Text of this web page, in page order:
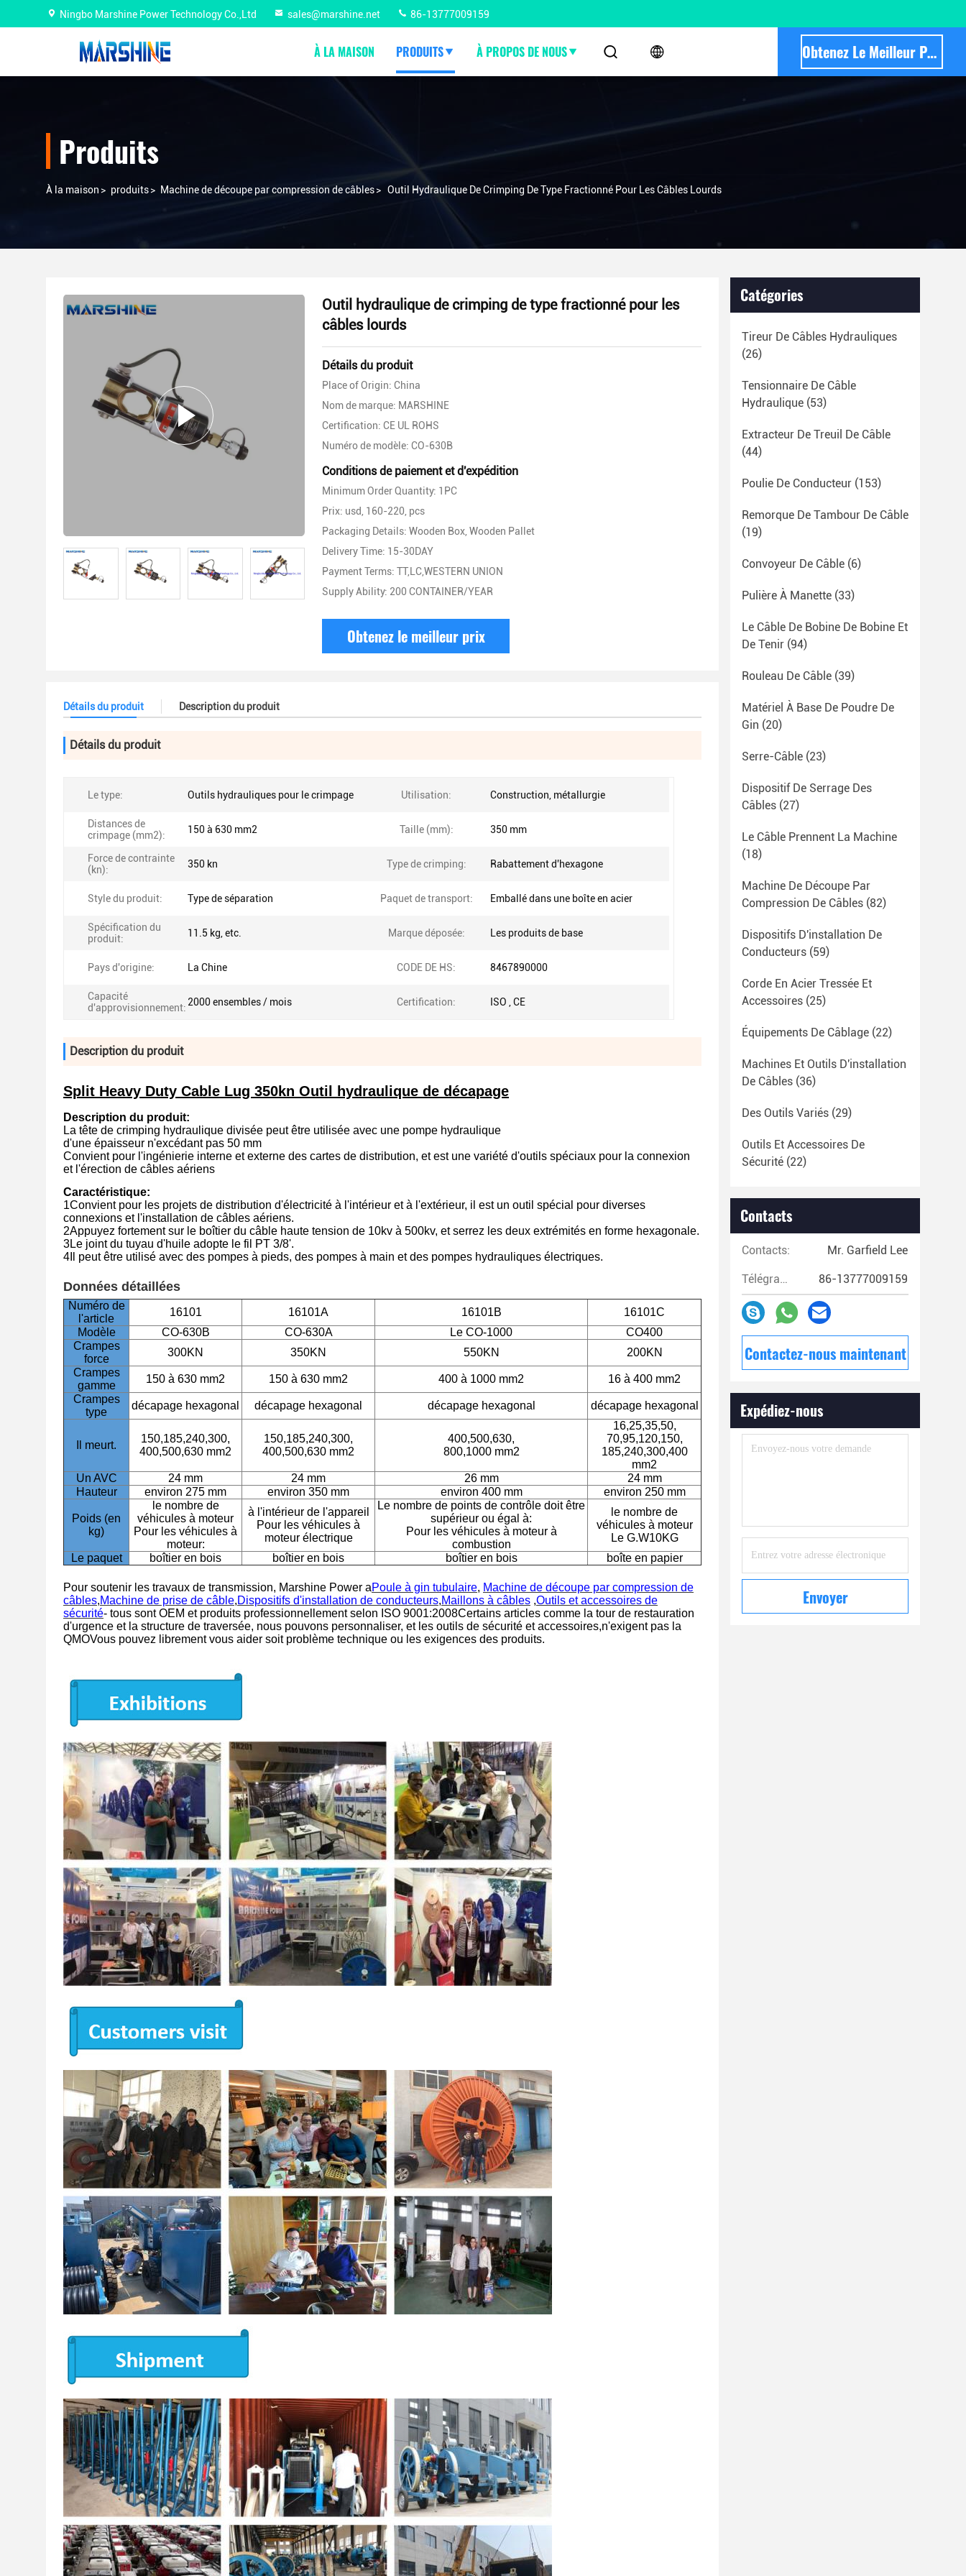
Ningbo Marshine Power Technology Co.,Ltd sales@marshine.net 86-13777009159
À LA MAISON PRODUITS À PROPOS DE NOUS Obtenez Le Meilleur Prix
Produits
À la maison > produits> Machine de découpe par compression de câbles> Outil Hydraulique De Crimping De Type Fractionné Pour Les Câbles Lourds
Outil hydraulique de crimping de type fractionné pour les
câbles lourds
Détails du produit
Place of Origin: China
Nom de marque: MARSHINE
Certification: CE UL ROHS
Numéro de modèle: CO-630B
Conditions de paiement et d'expédition
Minimum Order Quantity: 1PC
Prix: usd, 160-220, pcs
Packaging Details: Wooden Box, Wooden Pallet
Delivery Time: 15-30DAY
Payment Terms: TT,LC,WESTERN UNION
Supply Ability: 200 CONTAINER/YEAR
Obtenez le meilleur prix
Détails du produit Description du produit
Détails du produit
Le type: Outils hydrauliques pour le crimpage Utilisation: Construction, métallurgie
Distances de
crimpage (mm2):
150 à 630 mm2 Taille (mm): 350 mm
Force de contrainte
(kn):
350 kn Type de crimping: Rabattement d'hexagone
Style du produit: Type de séparation Paquet de transport: Emballé dans une boîte en acier
Spécification du
produit:
11.5 kg, etc. Marque déposée: Les produits de base
Pays d'origine: La Chine CODE DE HS: 8467890000
Capacité
d'approvisionnement: 2000 ensembles / mois Certification: ISO , CE
Description du produit
Split Heavy Duty Cable Lug 350kn Outil hydraulique de décapage
Description du produit:
La tête de crimping hydraulique divisée peut être utilisée avec une pompe hydraulique
d'une épaisseur n'excédant pas 50 mm
Convient pour l'ingénierie interne et externe des cartes de distribution, et est une variété d'outils spéciaux pour la connexion
et l'érection de câbles aériens
Caractéristique:
1Convient pour les projets de distribution d'électricité à l'intérieur et à l'extérieur, il est un outil spécial pour diverses
connexions et l'installation de câbles aériens.
2Appuyez fortement sur le boîtier du câble haute tension de 10kv à 500kv, et serrez les deux extrémités en forme hexagonale.
3Le joint du tuyau d'huile adopte le fil PT 3/8'.
4Il peut être utilisé avec des pompes à pieds, des pompes à main et des pompes hydrauliques électriques.
Données détaillées
Numéro de
l'article
16101 16101A 16101B
16101C
Modèle
CO-630B CO-630A Le CO-1000
CO400
Crampes
force
300KN 350KN 550KN
200KN
Crampes
gamme
150 à 630 mm2 150 à 630 mm2 400 à 1000 mm2
16 à 400 mm2
Crampes
type
décapage hexagonal décapage hexagonal décapage hexagonal décapage hexagonal
Il meurt.
150,185,240,300,
400,500,630 mm2
150,185,240,300,
400,500,630 mm2
400,500,630,
800,1000 mm2
16,25,35,50,
70,95,120,150,
185,240,300,400
mm2
Un AVC
24 mm 24 mm 26 mm
24 mm
Hauteur
environ 275 mm environ 350 mm environ 400 mm environ 250 mm
Poids (en
kg)
le nombre de
véhicules à moteur
Pour les véhicules à
moteur:
à l'intérieur de l'appareil
Pour les véhicules à
moteur électrique
Le nombre de points de contrôle doit être
supérieur ou égal à:
Pour les véhicules à moteur à
combustion
le nombre de
véhicules à moteur
Le G.W10KG
Le paquet
boîtier en bois boîtier en bois boîtier en bois boîte en papier
Pour soutenir les travaux de transmission, Marshine Power aPoule à gin tubulaire, Machine de découpe par compression de
câbles,Machine de prise de câble,Dispositifs d'installation de conducteurs,Maillons à câbles ,Outils et accessoires de
sécurité- tous sont OEM et produits professionnellement selon ISO 9001:2008Certains articles comme la tour de restauration
d'urgence et la structure de traversée, nous pouvons personnaliser, et les outils de sécurité et accessoires,n'exigent pas la
QMOVous pouvez librement vous aider soit problème technique ou les exigences des produits.
Catégories
Tireur De Câbles Hydrauliques
(26)
Tensionnaire De Câble
Hydraulique (53)
Extracteur De Treuil De Câble
(44)
Poulie De Conducteur (153)
Remorque De Tambour De Câble
(19)
Convoyeur De Câble (6)
Pulière À Manette (33)
Le Câble De Bobine De Bobine Et
De Tenir (94)
Rouleau De Câble (39)
Matériel À Base De Poudre De
Gin (20)
Serre-Câble (23)
Dispositif De Serrage Des
Câbles (27)
Le Câble Prennent La Machine
(18)
Machine De Découpe Par
Compression De Câbles (82)
Dispositifs D'installation De
Conducteurs (59)
Corde En Acier Tressée Et
Accessoires (25)
Équipements De Câblage (22)
Machines Et Outils D'installation
De Câbles (36)
Des Outils Variés (29)
Outils Et Accessoires De
Sécurité (22)
Contacts
Contacts: Mr. Garfield Lee
Télégramme: 86-13777009159
Contactez-nous maintenant
Expédiez-nous
Envoyer